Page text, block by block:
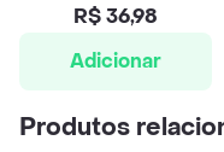
R$ 36,98
Adicionar
Produtos